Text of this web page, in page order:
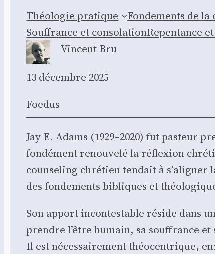
Théo­lo­gie pra­tique Fon­de­ments de la
Souf­france et conso­la­tionRepen­tance
Vincent Bru
13 décembre 2025
Foe­dus
Jay E. Adams (1929–2020) fut
fon­dé­ment renou­ve­lé la réflexion
coun­se­ling chré­tien ten­dait à
des fon­de­ments bibliques et
Son apport incon­tes­table réside dans
prendre l’être humain, sa souf­france
Il est néces­sai­re­ment théo­cen­trique,